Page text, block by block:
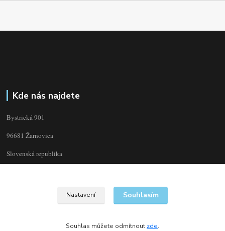
Kde nás najdete
Bystrická 901
96681 Žarnovica
Slovenská republika
Nastavení Souhlasím
Souhlas můžete odmítnout zde.